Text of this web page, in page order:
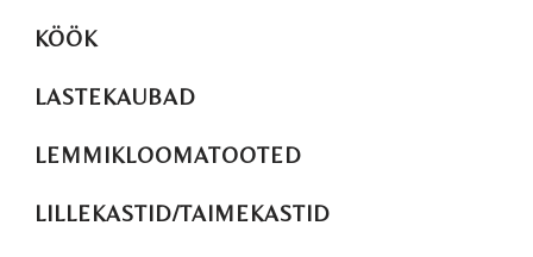
KÖÖK
LASTEKAUBAD
LEMMIKLOOMATOOTED
LILLEKASTID/TAIMEKASTID